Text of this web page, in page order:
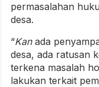
permasalahan
desa.
“Kan ada
desa, ada ratusan
terkena masalah
lakukan terkait